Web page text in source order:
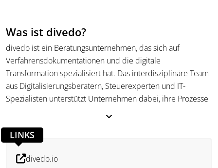
Was ist divedo?
divedo ist ein Beratungsunternehmen, das sich auf
Verfahrensdokumentationen und die digitale
Transformation spezialisiert hat. Das interdisziplinäre Team
aus Digitalisierungsberatern, Steuerexperten und IT-
Spezialisten unterstützt Unternehmen dabei, ihre Prozesse
Verfahrensdokumentationen, die technische,
organisatorische und buchhalterische Abläufe vollständig
abbilden.
LINKS
divedo.io